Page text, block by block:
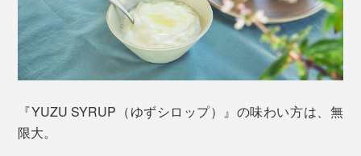
仁淀川は、国土交通省が発表する「水質が最も良好な河
川2019」に選ばれた、知る人ぞ知る“青の清流”です。
そもそも、風味とは、香りと味。実は、私たち人間は、
『YUZU SYRUP（ゆずシロップ）』の味わい方は、無
限大。